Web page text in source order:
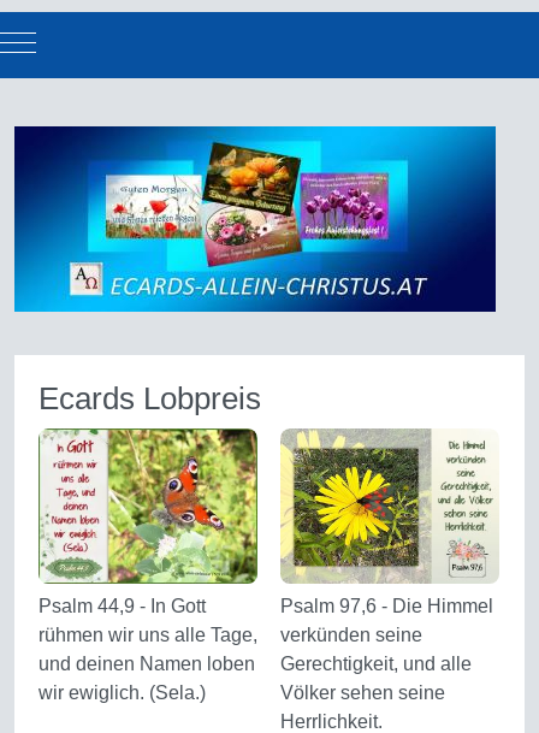
Mobile Menu Toggle
Ecards Lobpreis
Psalm 44,9 - In Gott
rühmen wir uns alle Tage,
und deinen Namen loben
wir ewiglich. (Sela.)
Psalm 97,6 - Die Himmel
verkünden seine
Gerechtigkeit, und alle
Völker sehen seine
Herrlichkeit.